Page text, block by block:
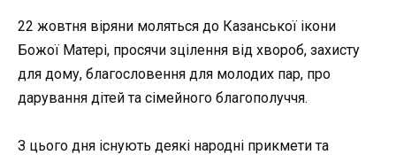
22 жовтня віряни моляться до Казанської ікони
Божої Матері, просячи зцілення від хвороб, захисту
для дому, благословення для молодих пар, про
дарування дітей та сімейного благополуччя.
З цього дня існують деякі народні прикмети та